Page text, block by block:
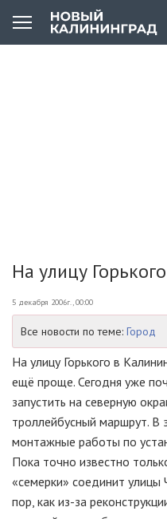
На улицу
5 декабря 2006г., 00:00
Все новости по теме: Город
На улицу Горького в
ещё проще. Сегодня уже
запустить на северную
троллейбусный маршрут. В
монтажные работы по
Пока точно известно
«семерки» соединит улицы
пор, как из-за